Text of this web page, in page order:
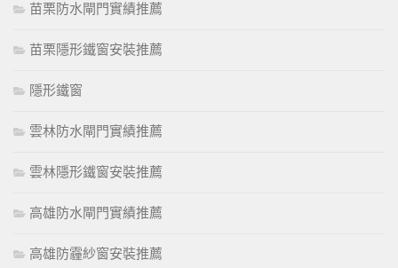
苗栗防水閘門實績推薦
苗栗隱形鐵窗安裝推薦
隱形鐵窗
雲林防水閘門實績推薦
雲林隱形鐵窗安裝推薦
高雄防水閘門實績推薦
高雄防霾紗窗安裝推薦